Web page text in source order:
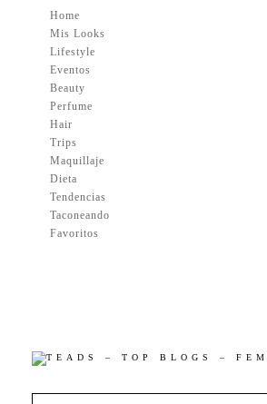
Home
Mis Looks
Lifestyle
Eventos
Beauty
Perfume
Hair
Trips
Maquillaje
Dieta
Tendencias
Taconeando
Favoritos